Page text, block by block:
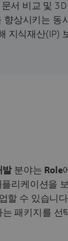
서 비교 및
향상시키는 동
지식재산(IP)
발분야는 Role
리케이션을
할 수 있습니다.
는 패키지를 선